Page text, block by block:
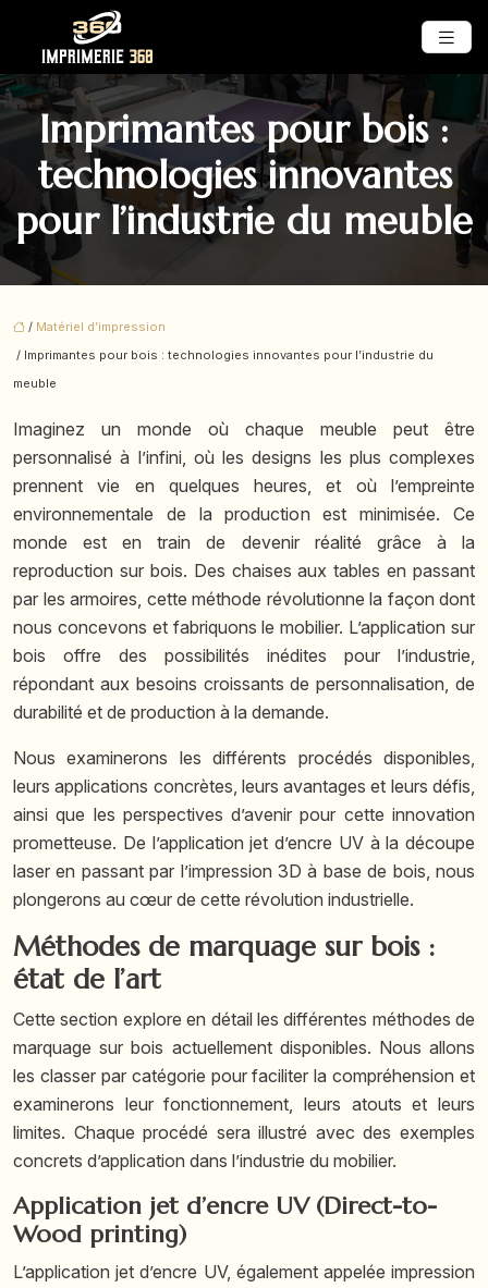
Imprimantes pour bois :
technologies innovantes
pour l’industrie du meuble
/ Matériel d’impression
/ Imprimantes pour bois : technologies innovantes pour l’industrie du
meuble
Imaginez un monde où chaque meuble peut être
personnalisé à l’infini, où les designs les plus complexes
prennent vie en quelques heures, et où l’empreinte
environnementale de la production est minimisée. Ce
monde est en train de devenir réalité grâce à la
reproduction sur bois. Des chaises aux tables en passant
par les armoires, cette méthode révolutionne la façon dont
nous concevons et fabriquons le mobilier. L’application sur
bois offre des possibilités inédites pour l’industrie,
répondant aux besoins croissants de personnalisation, de
durabilité et de production à la demande.
Nous examinerons les différents procédés disponibles,
leurs applications concrètes, leurs avantages et leurs défis,
ainsi que les perspectives d’avenir pour cette innovation
prometteuse. De l’application jet d’encre UV à la découpe
laser en passant par l’impression 3D à base de bois, nous
plongerons au cœur de cette révolution industrielle.
Méthodes de marquage sur bois :
état de l’art
Cette section explore en détail les différentes méthodes de
marquage sur bois actuellement disponibles. Nous allons
les classer par catégorie pour faciliter la compréhension et
examinerons leur fonctionnement, leurs atouts et leurs
limites. Chaque procédé sera illustré avec des exemples
concrets d’application dans l’industrie du mobilier.
Application jet d’encre UV (Direct-to-
Wood printing)
L’application jet d’encre UV, également appelée impression